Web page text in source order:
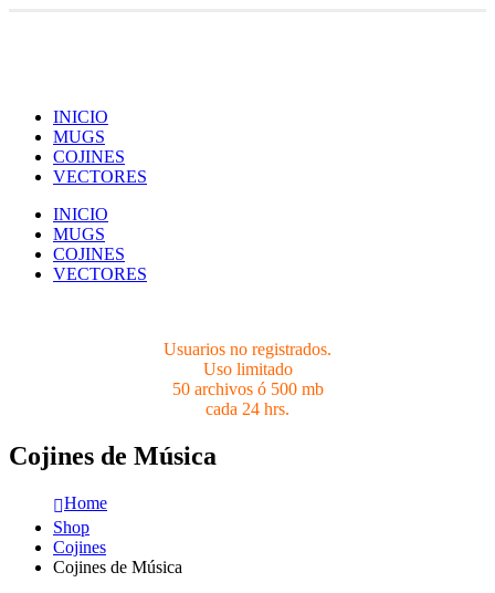
INICIO
MUGS
COJINES
VECTORES
INICIO
MUGS
COJINES
VECTORES
Usuarios no registrados.
Uso limitado
50 archivos ó 500 mb
cada 24 hrs.
Cojines de Música
Home
Shop
Cojines
Cojines de Música